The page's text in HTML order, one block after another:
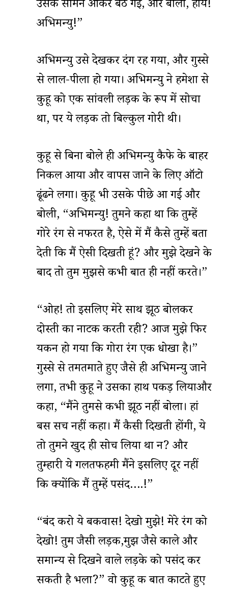
उसके सामने आकर बैठ गई, और बोली, हाय!
अभिमन्यु!”
अभिमन्यु उसे देखकर दंग रह गया, और गुस्से
से लाल-पीला हो गया। अभिमन्यु ने हमेशा से
कुहू को एक सांवली लड़की के रूप में सोचा
था, पर ये लड़की तो बिल्कुल गोरी थी।
कुहू से बिना बोले ही अभिमन्यु कैफे के बाहर
निकल आया और वापस जाने के लिए ऑटो
ढूंढने लगा। कुहू भी उसके पीछे आ गई और
बोली, “अभिमन्यु! तुमने कहा था कि तुम्हें
गोरे रंग से नफरत है, ऐसे में मैं कैसे तुम्हें बता
देती कि मैं ऐसी दिखती हूं? और मुझे देखने के
बाद तो तुम मुझसे कभी बात ही नहीं करते‌।”
“ओह! तो इसलिए मेरे साथ झूठ बोलकर
दोस्ती का नाटक करती रही? आज मुझे फिर
यकीन हो गया कि गोरा रंग एक धोखा है।”
गुस्से से तमतमाते हुए जैसे ही अभिमन्यु जाने
लगा, तभी कुहू ने उसका हाथ पकड़ लियाऔर
कहा, “मैंने तुमसे कभी झूठ नहीं बोला। हां
बस सच नहीं कहा। मैं कैसी दिखती होंगी, ये
तो तुमने खुद ही सोच लिया था न? और
तुम्हारी ये गलतफहमी मैंने इसलिए दूर नहीं
कि क्योंकि मैं तुम्हें पसंद….!”
“बंद करो ये बकवास! देखो मुझे! मेरे रंग को
देखो! तुम जैसी लड़की,मुझ जैसे काले और
समान्य से दिखने वाले लड़के को पसंद कर
सकती है भला?” वो कुहू की बात काटते हुए